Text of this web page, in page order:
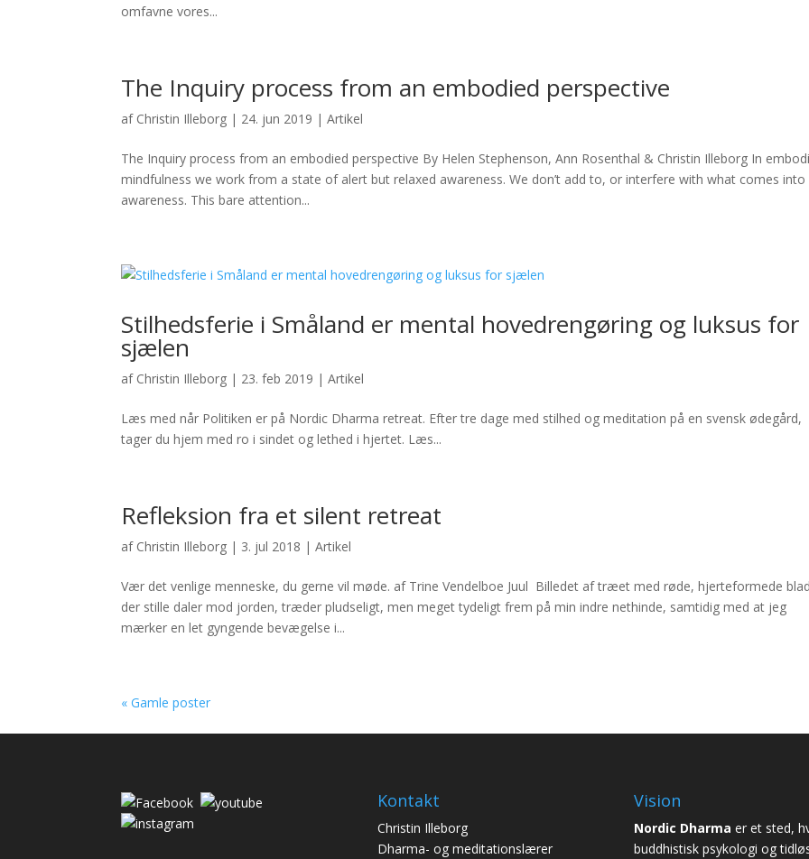
omfavne vores...
The Inquiry process from an embodied perspective
af Christin Illeborg | 24. jun 2019 |Artikel
The Inquiry process from an embodied perspective By Helen Stephenson, Ann Rosenthal & Christin Illeborg In
mindfulness we work from a state of alert but relaxed awareness. We don’t add to, or interfere with what comes into
awareness. This bare attention...
Stilhedsferie i Småland er mental hovedrengøring og luksus for
sjælen
af Christin Illeborg | 23. feb 2019 |Artikel
Læs med når Politiken er på Nordic Dharma retreat. Efter tre dage med stilhed og meditation på en svensk ødegård,
tager du hjem med ro i sindet og lethed i hjertet. Læs...
Refleksion fra et silent retreat
af Christin Illeborg | 3. jul 2018 |Artikel
Vær det venlige menneske, du gerne vil møde. af Trine Vendelboe Juul Billedet af træet med røde, hjerteformede
der stille daler mod jorden, træder pludseligt, men meget tydeligt frem på min indre nethinde, samtidig med at jeg
mærker en let gyngende bevægelse i...
« Gamle poster
Kontakt
Christin Illeborg
Dharma- og meditationslærer
Vision
Nordic Dharma er et sted,
buddhistisk psykologi og